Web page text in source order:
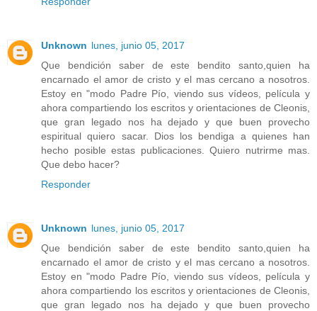
Unknown lunes, junio 05, 2017
Que bendición saber de este bendito santo,quien ha
encarnado el amor de cristo y el mas cercano a nosotros.
Estoy en "modo Padre Pío, viendo sus vídeos, película y
ahora compartiendo los escritos y orientaciones de Cleonis,
que gran legado nos ha dejado y que buen provecho
espiritual quiero sacar. Dios los bendiga a quienes han
hecho posible estas publicaciones. Quiero nutrirme mas.
Que debo hacer?
Responder
Unknown lunes, junio 05, 2017
Que bendición saber de este bendito santo,quien ha
encarnado el amor de cristo y el mas cercano a nosotros.
Estoy en "modo Padre Pío, viendo sus vídeos, película y
ahora compartiendo los escritos y orientaciones de Cleonis,
que gran legado nos ha dejado y que buen provecho